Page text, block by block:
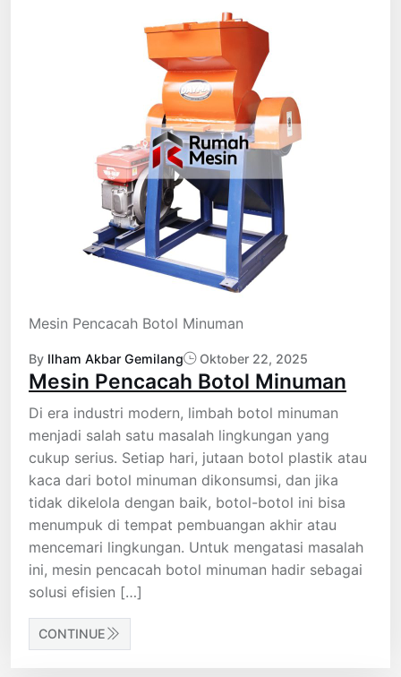
Mesin Pencacah Botol Minuman
By Ilham Akbar Gemilang Oktober 22, 2025
Mesin Pencacah Botol Minuman
Di era industri modern, limbah botol minuman
menjadi salah satu masalah lingkungan yang
cukup serius. Setiap hari, jutaan botol plastik atau
kaca dari botol minuman dikonsumsi, dan jika
tidak dikelola dengan baik, botol-botol ini bisa
menumpuk di tempat pembuangan akhir atau
mencemari lingkungan. Untuk mengatasi masalah
ini, mesin pencacah botol minuman hadir sebagai
solusi efisien […]
CONTINUE